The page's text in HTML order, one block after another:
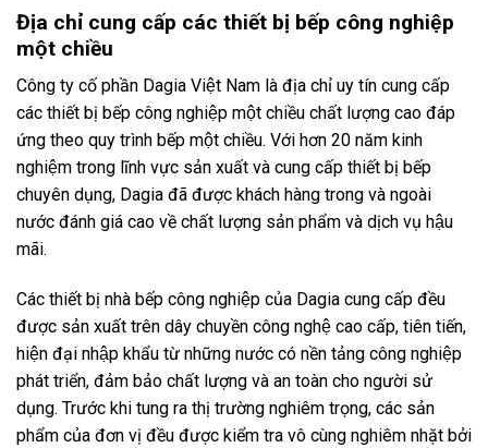
Địa chỉ cung cấp các thiết bị bếp công nghiệp
một chiều
Công ty cố phần Dagia Việt Nam là địa chỉ uy tín cung cấp
các thiết bị bếp công nghiệp một chiều chất lượng cao đáp
ứng theo quy trình bếp một chiều. Với hơn 20 năm kinh
nghiệm trong lĩnh vực sản xuất và cung cấp thiết bị bếp
chuyên dụng, Dagia đã được khách hàng trong và ngoài
nước đánh giá cao về chất lượng sản phẩm và dịch vụ hậu
mãi.
Các thiết bị nhà bếp công nghiệp của Dagia cung cấp đều
được sản xuất trên dây chuyền công nghệ cao cấp, tiên tiến,
hiện đại nhập khẩu từ những nước có nền tảng công nghiệp
phát triển, đảm bảo chất lượng và an toàn cho người sử
dụng. Trước khi tung ra thị trường nghiêm trọng, các sản
phẩm của đơn vị đều được kiểm tra vô cùng nghiêm nhặt bởi